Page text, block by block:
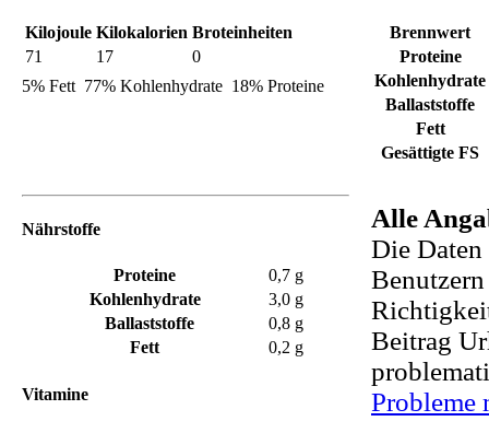
Kilojoule Kilokalorien Broteinheiten
71
17
0
5% Fett 77% Kohlenhydrate 18% Proteine
Brennwert
Proteine
Kohlenhydrate
Ballaststoffe
Fett
Gesättigte FS
Nährstoffe
Proteine
0,7 g
Kohlenhydrate
3,0 g
Ballaststoffe
0,8 g
Fett
0,2 g
Vitamine
Alle
Die
Beitrag
Probleme